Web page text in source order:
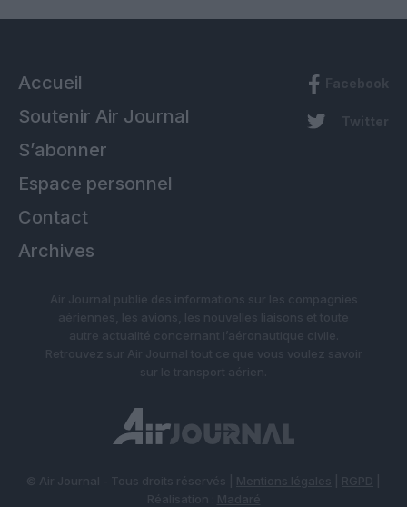
Accueil
Soutenir Air Journal
S’abonner
Espace personnel
Contact
Archives